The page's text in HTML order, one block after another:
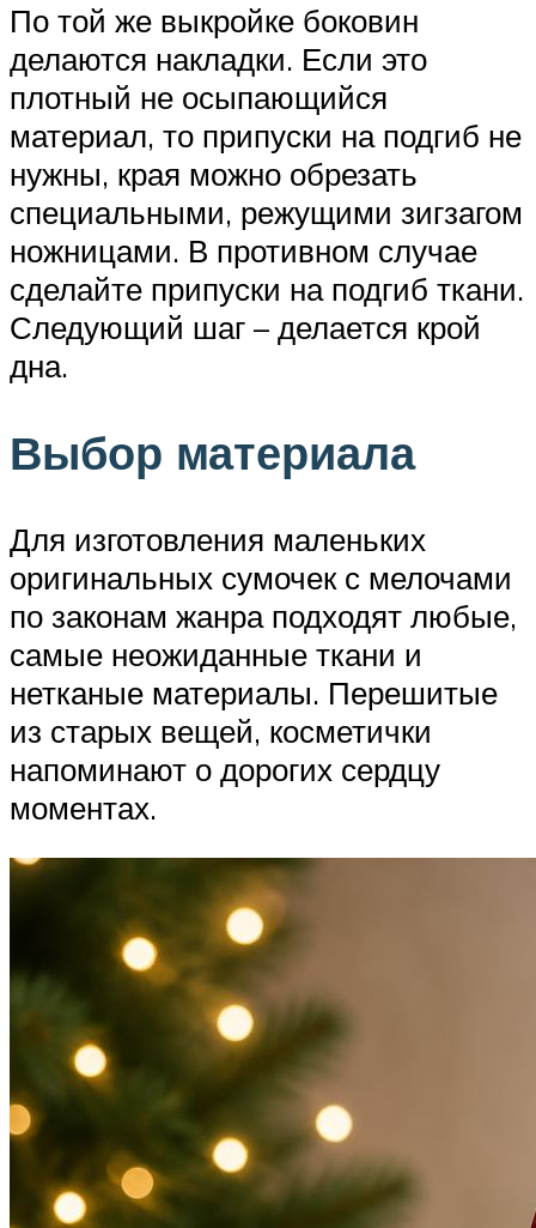
По той же выкройке боковин
делаются накладки. Если это
плотный не осыпающийся
материал, то припуски на подгиб не
нужны, края можно обрезать
специальными, режущими зигзагом
ножницами. В противном случае
сделайте припуски на подгиб ткани.
Следующий шаг – делается крой
дна.
Выбор материала
Для изготовления маленьких
оригинальных сумочек с мелочами
по законам жанра подходят любые,
самые неожиданные ткани и
нетканые материалы. Перешитые
из старых вещей, косметички
напоминают о дорогих сердцу
моментах.